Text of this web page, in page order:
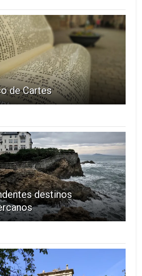
de Cartes
destinos